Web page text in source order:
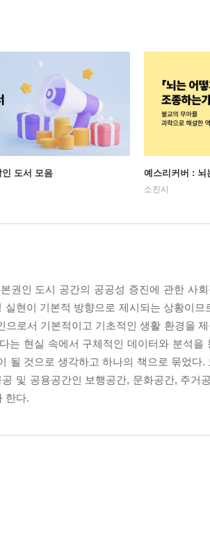
도서 모음 예스리커버 : 뇌
소진시
권인 도시 공간의 공공성 증진에 관한 사
현이 기본적 방향으로 제시되는 상황이므
로서 기본적이고 기초적인 생활 환경을
는 현실 속에서 구체적인 데이터와 분석을
될 것으로 생각하고 하나의 책으로 묶었다
및 공용공간인 보행공간, 문화공간, 주거
한다.